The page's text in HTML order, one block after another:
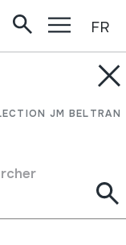
JM BELTRAN
FR